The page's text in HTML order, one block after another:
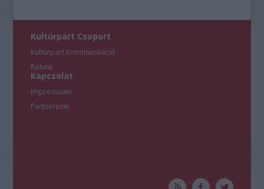
Kultúrpart Csoport
Kultúrpart Kommunikáció
Rólunk
Kapcsolat
Impresszum
Partnereink